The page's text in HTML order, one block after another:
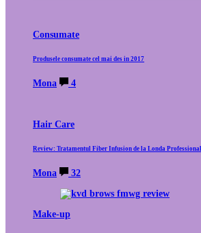
Consumate
Produsele consumate cel mai des in 2017
Mona 4
Hair Care
Review: Tratamentul Fiber Infusion de la Londa Professional
Mona 32
Make-up